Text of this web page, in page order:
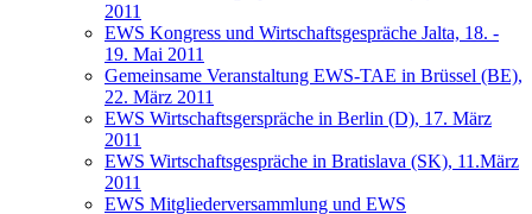
2011
EWS Kongress und Wirtschaftsgespräche Jalta, 18. -
19. Mai 2011
Gemeinsame Veranstaltung EWS-TAE in Brüssel (BE),
22. März 2011
EWS Wirtschaftsgerspräche in Berlin (D), 17. März
2011
EWS Wirtschaftsgespräche in Bratislava (SK), 11.März
2011
EWS Mitgliederversammlung und EWS